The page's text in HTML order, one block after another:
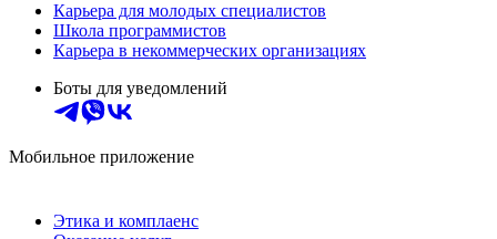
Карьера для молодых специалистов
Школа программистов
Карьера в некоммерческих организациях
Боты для уведомлений
Мобильное приложение
Этика и комплаенс